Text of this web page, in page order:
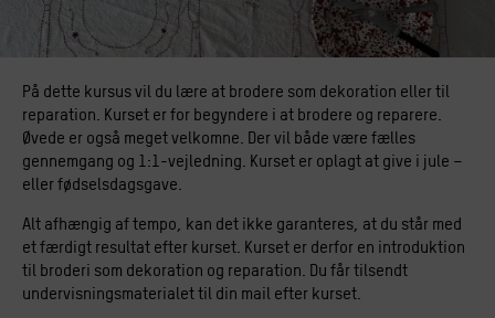
På dette kursus vil du lære at brodere som dekoration eller til
reparation. Kurset er for begyndere i at brodere og reparere.
Øvede er også meget velkomne. Der vil både være fælles
gennemgang og 1:1-vejledning. Kurset er oplagt at give i jule –
eller fødselsdagsgave.
Alt afhængig af tempo, kan det ikke garanteres, at du står med
et færdigt resultat efter kurset. Kurset er derfor en introduktion
til broderi som dekoration og reparation. Du får tilsendt
undervisningsmaterialet til din mail efter kurset.